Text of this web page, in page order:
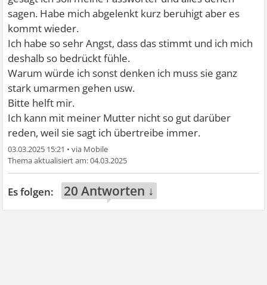
sagen. Habe mich abgelenkt kurz beruhigt aber es
kommt wieder.
Ich habe so sehr Angst, dass das stimmt und ich mich
deshalb so bedrückt fühle.
Warum würde ich sonst denken ich muss sie ganz
stark umarmen gehen usw.
Bitte helft mir.
Ich kann mit meiner Mutter nicht so gut darüber
reden, weil sie sagt ich übertreibe immer.
03.03.2025 15:21 •
04.03.2025
20 Antworten ↓